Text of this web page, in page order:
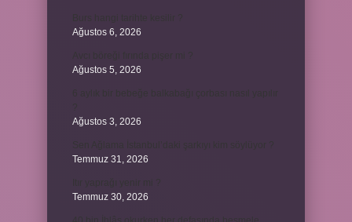
Ağustos 6, 2026
Ağustos 5, 2026
Ağustos 3, 2026
Temmuz 31, 2026
Temmuz 30, 2026